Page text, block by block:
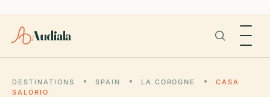
Audiala
DESTINATIONS SPAIN LA COROGNE
CASA
SALORIO